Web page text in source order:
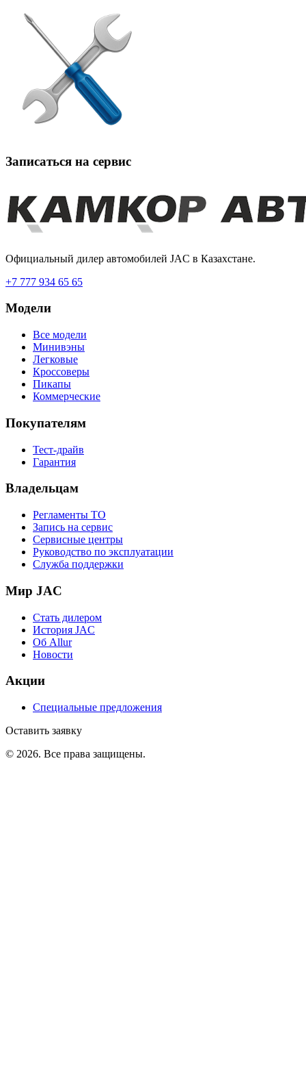
Записаться на сервис
Официальный дилер автомобилей JAC в Казахстане.
+7 777 934 65 65
Модели
Все модели
Минивэны
Легковые
Кроссоверы
Пикапы
Коммерческие
Покупателям
Тест-драйв
Гарантия
Владельцам
Регламенты ТО
Запись на сервис
Сервисные центры
Руководство по эксплуатации
Служба поддержки
Мир JAC
Стать дилером
История JAC
Об Allur
Новости
Акции
Специальные предложения
Оставить заявку
© 2026. Все права защищены.